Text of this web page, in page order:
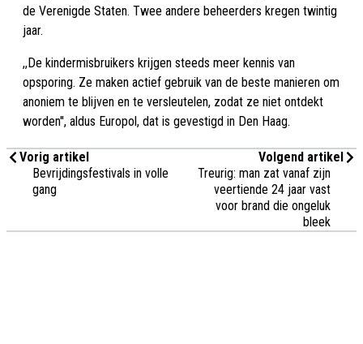
de Verenigde Staten. Twee andere beheerders kregen twintig
jaar.
,,De kindermisbruikers krijgen steeds meer kennis van
opsporing. Ze maken actief gebruik van de beste manieren om
anoniem te blijven en te versleutelen, zodat ze niet ontdekt
worden'', aldus Europol, dat is gevestigd in Den Haag.
Vorig artikel
Bevrijdingsfestivals in volle
gang
Volgend artikel
Treurig: man zat vanaf zijn
veertiende 24 jaar vast
voor brand die ongeluk
bleek